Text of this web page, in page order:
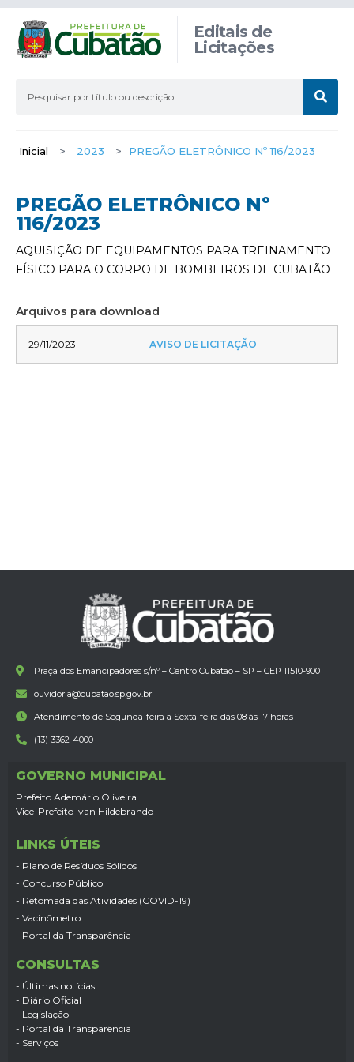
Editais de
Licitações
Inicial > 2023 > PREGÃO ELETRÔNICO Nº 116/2023
PREGÃO ELETRÔNICO Nº
116/2023
AQUISIÇÃO DE EQUIPAMENTOS PARA TREINAMENTO
FÍSICO PARA O CORPO DE BOMBEIROS DE CUBATÃO
Arquivos para download
29/11/2023 AVISO DE LICITAÇÃO
Praça dos Emancipadores s/nº – Centro Cubatão – SP – CEP 11510-900
ouvidoria@cubatao.sp.gov.br
Atendimento de Segunda-feira a Sexta-feira das 08 às 17 horas
(13) 3362-4000
GOVERNO MUNICIPAL
Prefeito Ademário Oliveira
Vice-Prefeito Ivan Hildebrando
LINKS ÚTEIS
- Plano de Resíduos Sólidos
- Concurso Público
- Retomada das Atividades (COVID-19)
- Vacinômetro
- Portal da Transparência
CONSULTAS
- Últimas notícias
- Diário Oficial
- Legislação
- Portal da Transparência
- Serviços